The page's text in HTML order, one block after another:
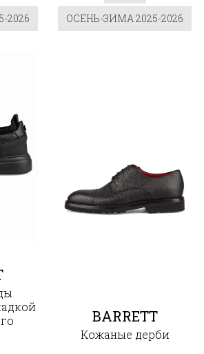
2026 ОСЕНЬ-ЗИМА 2025-2026
BARRETT
Кожаные дерби